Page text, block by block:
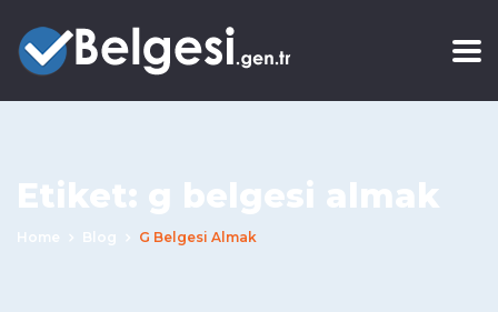
Etiket: g belgesi almak
Home Blog G Belgesi Almak